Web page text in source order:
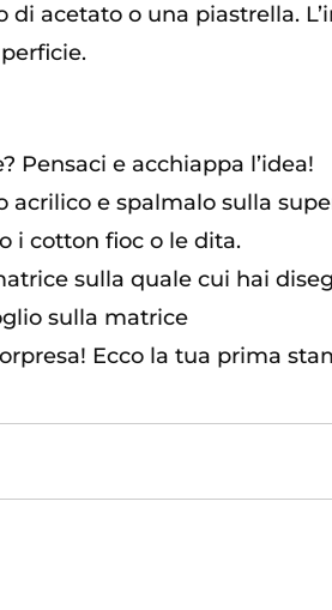
acetato o una piastrella.
Pensaci e acchiappa l’idea!
acrilico e spalmalo sulla
i cotton fioc o le dita.
sulla quale cui hai
sulla matrice
Ecco la tua prima